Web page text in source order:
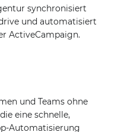
synchronisiert
und automatisiert
ActiveCampaign.
und Teams ohne
eine schnelle,
Automatisierung